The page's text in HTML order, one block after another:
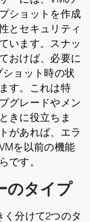
ショットを作成
とセキュリティ
います。スナッ
おけば、必要に
ョット時の状
す。これは特
グレードやメン
きに役立ちま
があれば、エラ
を以前の機能
です。
のタイプ
分けて2つのタ